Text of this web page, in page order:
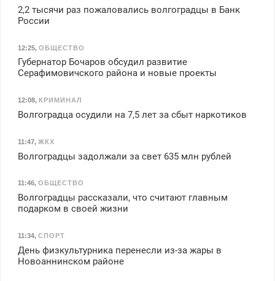
2,2 тысячи раз пожаловались волгоградцы в Банк
России
12:25, ОБЩЕСТВО
Губернатор Бочаров обсудил развитие
Серафимовичского района и новые проекты
12:08, КРИМИНАЛ
Волгоградца осудили на 7,5 лет за сбыт наркотиков
11:47, ЖКХ
Волгоградцы задолжали за свет 635 млн рублей
11:46, ОБЩЕСТВО
Волгоградцы рассказали, что считают главным
подарком в своей жизни
11:34, СПОРТ
День физкультурника перенесли из-за жары в
Новоаннинском районе